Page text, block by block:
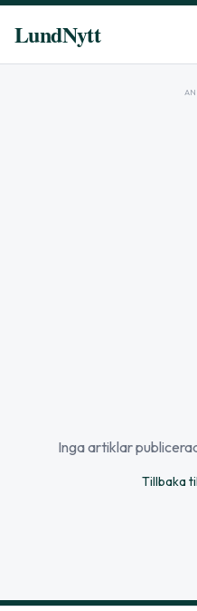
LundNytt
Inga artiklar
Tillbaka